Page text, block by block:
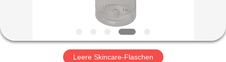
VR-
SHOW
Leere Skincare-Flaschen